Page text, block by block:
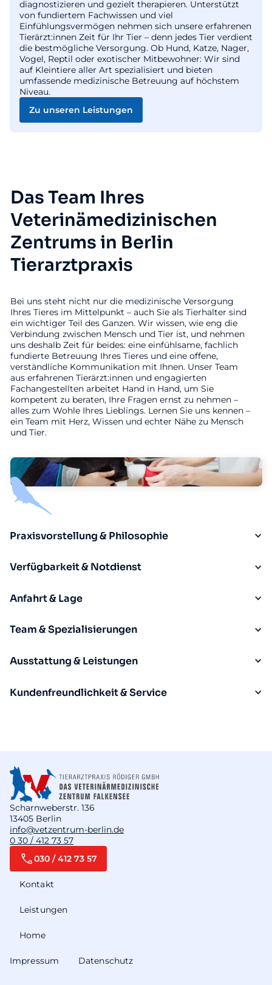
diagnostizieren und gezielt therapieren. Unterstützt
von fundiertem Fachwissen und viel
Einfühlungsvermögen nehmen sich unsere erfahrenen
Tierärzt:innen Zeit für Ihr Tier – denn jedes Tier verdient
die bestmögliche Versorgung. Ob Hund, Katze, Nager,
Vogel, Reptil oder exotischer Mitbewohner: Wir sind
auf Kleintiere aller Art spezialisiert und bieten
umfassende medizinische Betreuung auf höchstem
Niveau.
Zu unseren Leistungen
Das Team Ihres
Veterinämedizinischen
Zentrums in Berlin
Tierarztpraxis
Bei uns steht nicht nur die medizinische Versorgung
Ihres Tieres im Mittelpunkt – auch Sie als Tierhalter sind
ein wichtiger Teil des Ganzen. Wir wissen, wie eng die
Verbindung zwischen Mensch und Tier ist, und nehmen
uns deshalb Zeit für beides: eine einfühlsame, fachlich
fundierte Betreuung Ihres Tieres und eine offene,
verständliche Kommunikation mit Ihnen. Unser Team
aus erfahrenen Tierärzt:innen und engagierten
Fachangestellten arbeitet Hand in Hand, um Sie
kompetent zu beraten, Ihre Fragen ernst zu nehmen –
alles zum Wohle Ihres Lieblings. Lernen Sie uns kennen –
ein Team mit Herz, Wissen und echter Nähe zu Mensch
und Tier.
Praxisvorstellung & Philosophie
Verfügbarkeit & Notdienst
Anfahrt & Lage
Team & Spezialisierungen
Ausstattung & Leistungen
Kundenfreundlichkeit & Service
Scharnweberstr. 136
13405 Berlin
info@vetzentrum-berlin.de
0 30 / 412 73 57
Home
Leistungen
Kontakt
030 / 412 73 57
Impressum Datenschutz